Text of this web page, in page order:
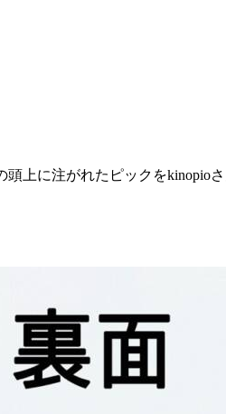
上に注がれたピックをkinopio